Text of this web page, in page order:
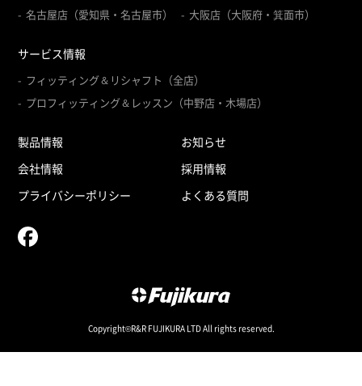
名古屋店（愛知県・名古屋市）
大阪店（大阪府・箕面市）
サービス情報
フィッティング＆リシャフト（全店）
プロフィッティング＆レッスン（中野店・木場店）
製品情報
お知らせ
会社情報
採用情報
プライバシーポリシー
よくある質問
Copyright©R&R FUJIKURA LTD All rights reserved.